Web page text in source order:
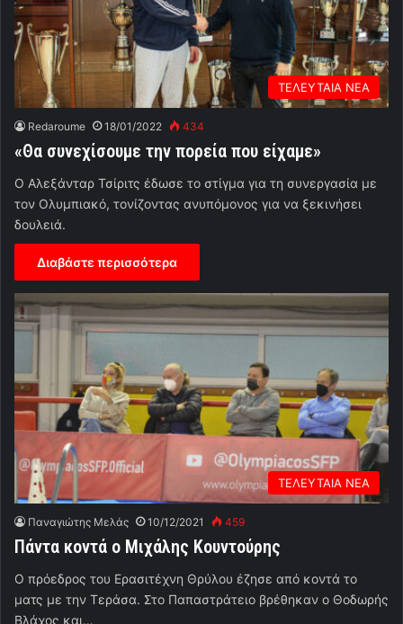
ΤΕΛΕΥΤΑΙΑ ΝΕΑ
Redaroume 18/01/2022 434
«Θα συνεχίσουμε την πορεία που είχαμε»
Ο Αλεξάνταρ Τσίριτς έδωσε το στίγμα για τη συνεργασία με
τον Ολυμπιακό, τονίζοντας ανυπόμονος για να ξεκινήσει
δουλειά.
Διαβάστε περισσότερα
ΤΕΛΕΥΤΑΙΑ ΝΕΑ
Παναγιώτης Μελάς 10/12/2021 459
Πάντα κοντά ο Μιχάλης Κουντούρης
Ο πρόεδρος του Ερασιτέχνη Θρύλου έζησε από κοντά το
ματς με την Τεράσα. Στο Παπαστράτειο βρέθηκαν ο Θοδωρής
Βλάχος και…